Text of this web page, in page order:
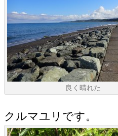
良く晴れた
クルマユリです。